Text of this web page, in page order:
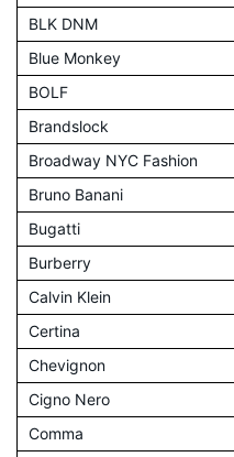
BLK DNM
Blue Monkey
BOLF
Brandslock
Broadway NYC Fashion
Bruno Banani
Bugatti
Burberry
Calvin Klein
Certina
Chevignon
Cigno Nero
Comma